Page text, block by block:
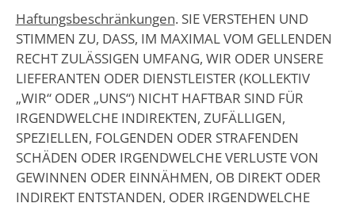
Haftungsbeschränkungen. SIE VERSTEHEN UND
STIMMEN ZU, DASS, IM MAXIMAL VOM GELLENDEN
RECHT ZULÄSSIGEN UMFANG, WIR ODER UNSERE
LIEFERANTEN ODER DIENSTLEISTER (KOLLEKTIV
„WIR“ ODER „UNS“) NICHT HAFTBAR SIND FÜR
IRGENDWELCHE INDIREKTEN, ZUFÄLLIGEN,
SPEZIELLEN, FOLGENDEN ODER STRAFENDEN
SCHÄDEN ODER IRGENDWELCHE VERLUSTE VON
GEWINNEN ODER EINNÄHMEN, OB DIREKT ODER
INDIREKT ENTSTANDEN, ODER IRGENDWELCHE